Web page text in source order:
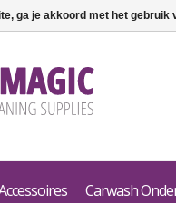
Carwash
ga je akkoord met het